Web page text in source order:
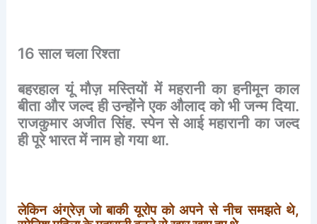
16सालचलारिश्ता
बहरहाल यूं मौज़ मस्तियों में महरानी का हनीमून काल
बीता और जल्द ही उन्होंने एक औलाद को भी जन्म दिया.
राजकुमार अजीत सिंह.स्पेन से आई महारानी का जल्द
हीपूरेभारतमेंनामहोगया था.
लेकिन अंग्रेज़ जो बाकी यूरोप को अपने से नीच समझते थे,